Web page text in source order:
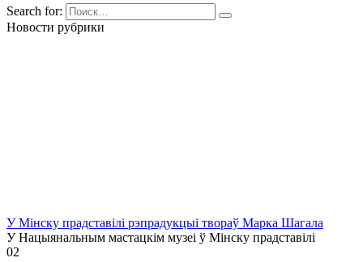
Search for:
Новости рубрики
У Мінску прадставілі рэпрадукцыі твораў Марка Шагала
У Нацыянальным мастацкім музеі ў Мінску прадставілі
02